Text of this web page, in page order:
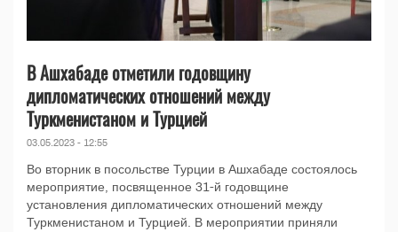
В Ашхабаде отметили годовщину
дипломатических отношений между
Туркменистаном и Турцией
03.05.2023 - 12:55
Во вторник в посольстве Турции в Ашхабаде состоялось
мероприятие, посвященное 31-й годовщине
установления дипломатических отношений между
Туркменистаном и Турцией. В мероприятии приняли